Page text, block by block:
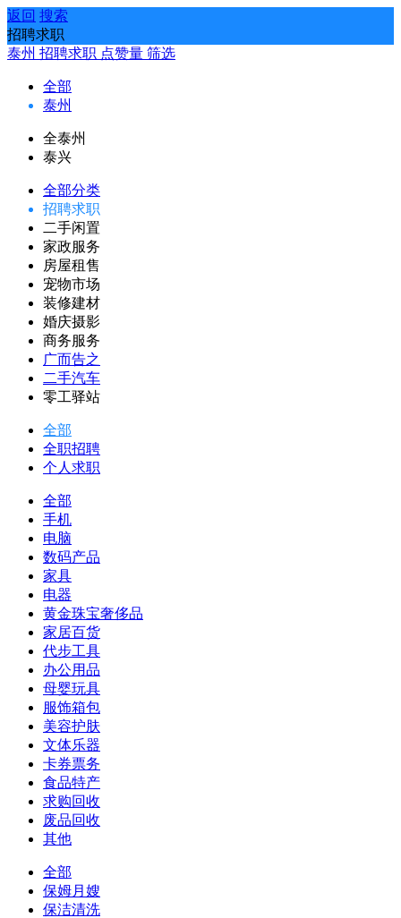
返回 搜索
招聘求职
泰州 招聘求职 点赞量 筛选
全部
泰州
全泰州
泰兴
全部分类
招聘求职
二手闲置
家政服务
房屋租售
宠物市场
装修建材
婚庆摄影
商务服务
广而告之
二手汽车
零工驿站
全部
全职招聘
个人求职
全部
手机
电脑
数码产品
家具
电器
黄金珠宝奢侈品
家居百货
代步工具
办公用品
母婴玩具
服饰箱包
美容护肤
文体乐器
卡券票务
食品特产
求购回收
废品回收
其他
全部
保姆月嫂
保洁清洗